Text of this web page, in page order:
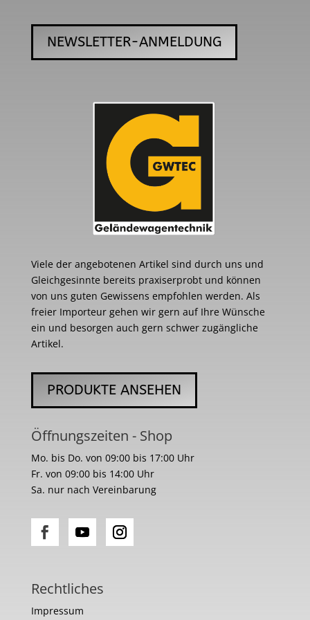
NEWSLETTER-ANMELDUNG
Viele der angebotenen Artikel sind durch uns und
Gleichgesinnte bereits praxiserprobt und können
von uns guten Gewissens empfohlen werden. Als
freier Importeur gehen wir gern auf Ihre Wünsche
ein und besorgen auch gern schwer zugängliche
Artikel.
PRODUKTE ANSEHEN
Öffnungszeiten - Shop
Mo. bis Do. von 09:00 bis 17:00 Uhr
Fr. von 09:00 bis 14:00 Uhr
Sa. nur nach Vereinbarung
Rechtliches
Impressum